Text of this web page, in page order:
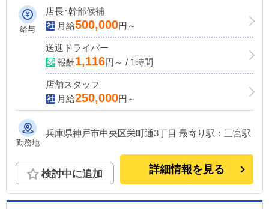
プ】
給与
店長･幹部候補
月給500,000円～
送迎ドライバー
報酬1,116円～ / 1時間
店舗スタッフ
月給250,000円～
勤務地
兵庫県神戸市中央区栄町通3丁目 最寄り駅：三宮駅
検討中に追加 詳細情報を見る